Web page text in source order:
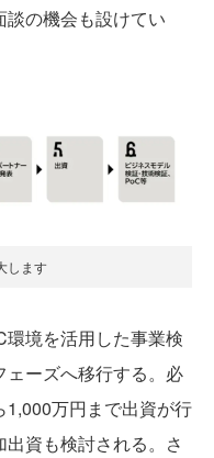
の機会も設けてい
します
境を活用した事業検
ーズへ移行する。必
万円まで出資が行
資も検討される。さ